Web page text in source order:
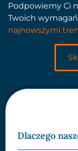
Dlaczego
Podpowiemy Ci
Twoich
najnowszymi